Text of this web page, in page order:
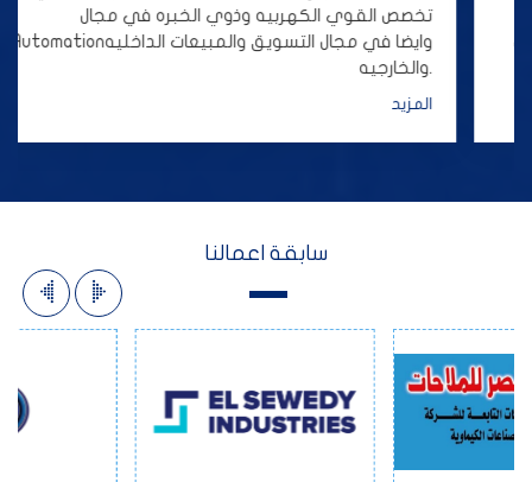
تخصص القوي
وذوي الخبره في مجال
الAutomationوايضا في مجال التسويق والمبيعات الداخليه
سابقة اعمالنا